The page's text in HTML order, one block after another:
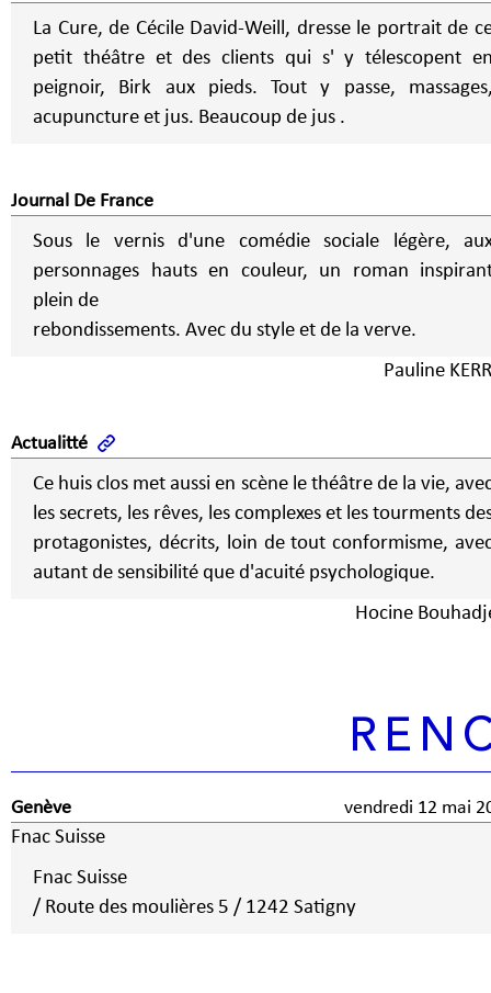
La Cure, de Cécile David-Weill, dresse le portrait de
petit théâtre et des clients qui s' y télescopent
peignoir, Birk aux pieds. Tout y passe,
acupuncture et jus. Beaucoup de jus .
Journal De France
Sous le vernis d'une comédie sociale légère,
personnages hauts en couleur, un roman
plein de
rebondissements. Avec du style et de la verve.
Pauline
Actualitté
Ce huis clos met aussi en scène le théâtre de la vie,
les secrets, les rêves, les complexes et les tourments
protagonistes, décrits, loin de tout conformisme,
autant de sensibilité que d'acuité psychologique.
Hocine
Genève vendredi 12 mai
Fnac Suisse
Fnac Suisse
/ Route des moulières 5 / 1242 Satigny